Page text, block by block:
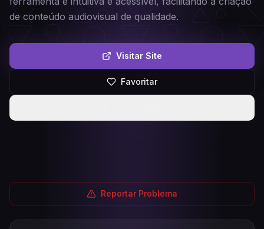
de conteúdo audiovisual de qualidade.
Visitar Site
Favoritar
Reportar Problema